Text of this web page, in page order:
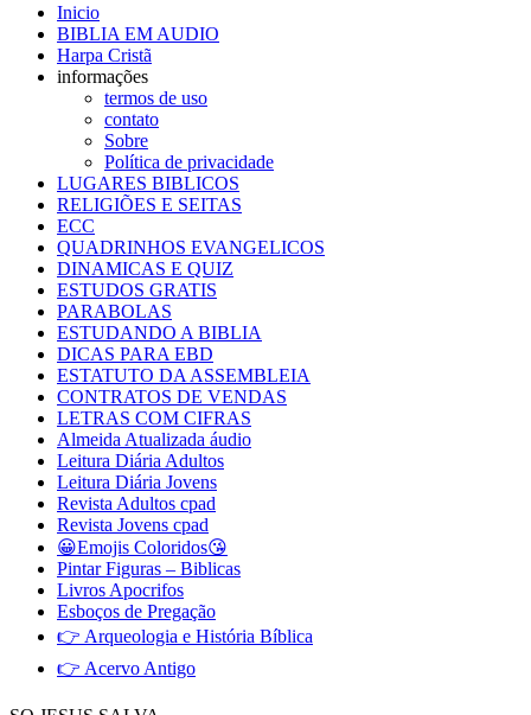
Inicio
BIBLIA EM AUDIO
Harpa Cristã
informações
termos de uso
contato
Sobre
Política de privacidade
LUGARES BIBLICOS
RELIGIÕES E SEITAS
ECC
QUADRINHOS EVANGELICOS
DINAMICAS E QUIZ
ESTUDOS GRATIS
PARABOLAS
ESTUDANDO A BIBLIA
DICAS PARA EBD
ESTATUTO DA ASSEMBLEIA
CONTRATOS DE VENDAS
LETRAS COM CIFRAS
Almeida Atualizada áudio
Leitura Diária Adultos
Leitura Diária Jovens
Revista Adultos cpad
Revista Jovens cpad
😀Emojis Coloridos😘
Pintar Figuras – Biblicas
Livros Apocrifos
Esboços de Pregação
👉 Arqueologia e História Bíblica
👉 Acervo Antigo